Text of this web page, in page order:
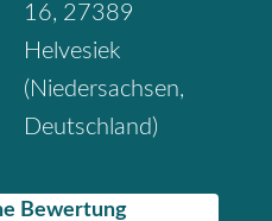
16, 27389
Helvesiek
( Niedersachsen,
Deutschland)
Bewertung